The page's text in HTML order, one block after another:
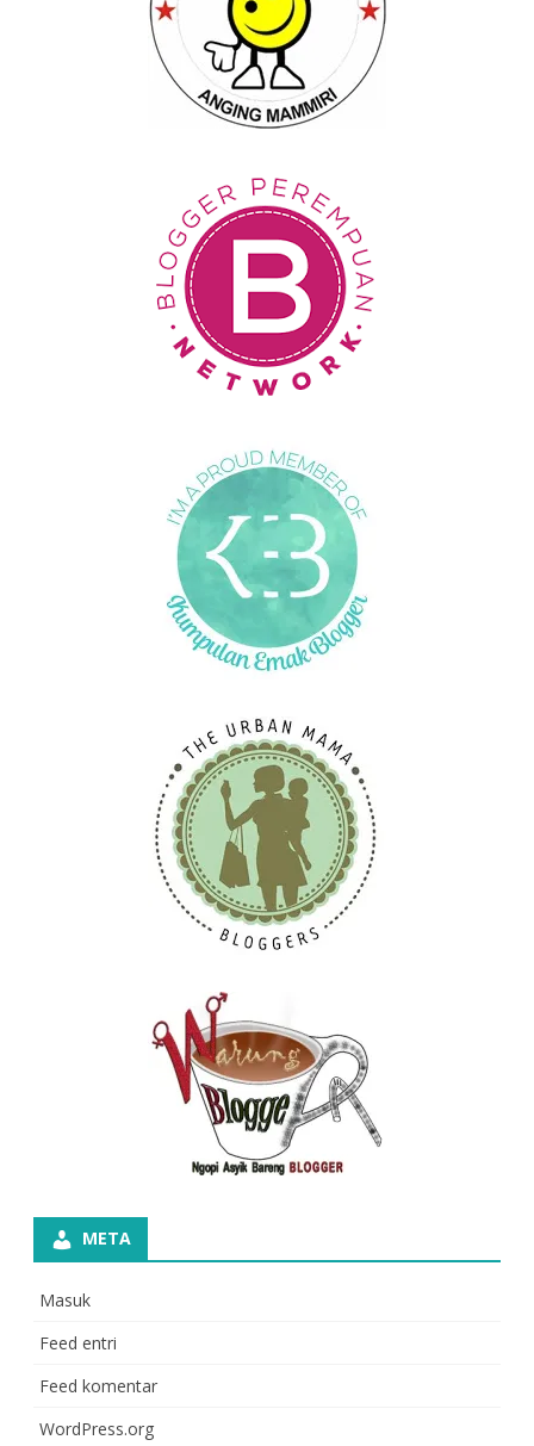
META
Masuk
Feed entri
Feed komentar
WordPress.org